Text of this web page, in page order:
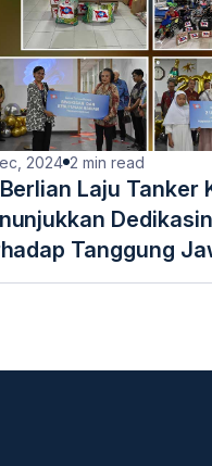
2024 2 min read
Laju Tanker
Tanggung
(CSR)